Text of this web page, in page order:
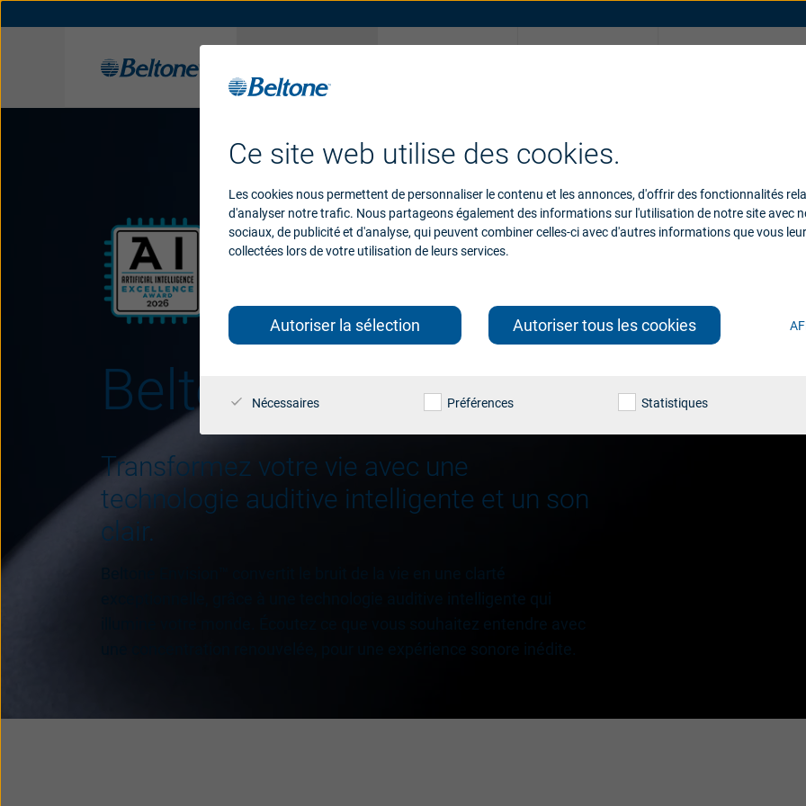
Ce site web utilise des cookies.
Les cookies nous permettent de personnaliser le contenu et les annonces, d'offrir des fonctionnalités
d'analyser notre trafic. Nous partageons également des informations sur l'utilisation de notre site avec
sociaux, de publicité et d'analyse, qui peuvent combiner celles-ci avec d'autres informations que vous
collectées lors de votre utilisation de leurs services.
Autoriser la sélection Autoriser tous les cookies
Nécessaires Préférences Statistiques
auditives
Solutions auditives Beltone Applications Accessoires
Support pour aides auditives Support pour applications Support pour accessoires
Récompenses
Beltone Envision
Transformez votre vie avec une
technologie auditive intelligente et un son
clair.
exceptionnelle, grâce à une technologie auditive intelligente qui
illumine votre monde. Écoutez ce que vous souhaitez entendre avec
une concentration renouvelée, pour une expérience sonore inédite.